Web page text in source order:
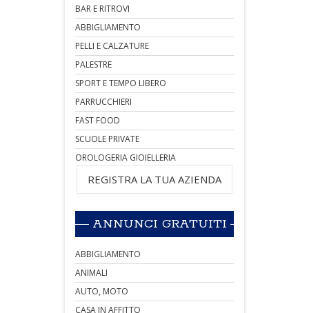
BAR E RITROVI
ABBIGLIAMENTO
PELLI E CALZATURE
PALESTRE
SPORT E TEMPO LIBERO
PARRUCCHIERI
FAST FOOD
SCUOLE PRIVATE
OROLOGERIA GIOIELLERIA
REGISTRA LA TUA AZIENDA
ANNUNCI GRATUITI
ABBIGLIAMENTO
ANIMALI
AUTO, MOTO
CASA IN AFFITTO